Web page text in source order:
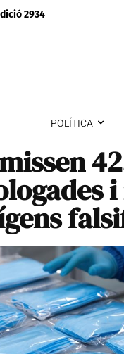
2934
POLÍTICA
i